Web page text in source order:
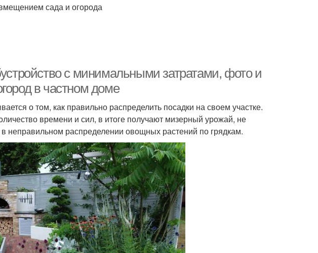
сада и огорода
с минимальными затратами, фото и
в частном доме
о том, как правильно распределить посадки на своем участке.
времени и сил, в итоге получают мизерный урожай, не
неправильном распределении овощных растений по грядкам.